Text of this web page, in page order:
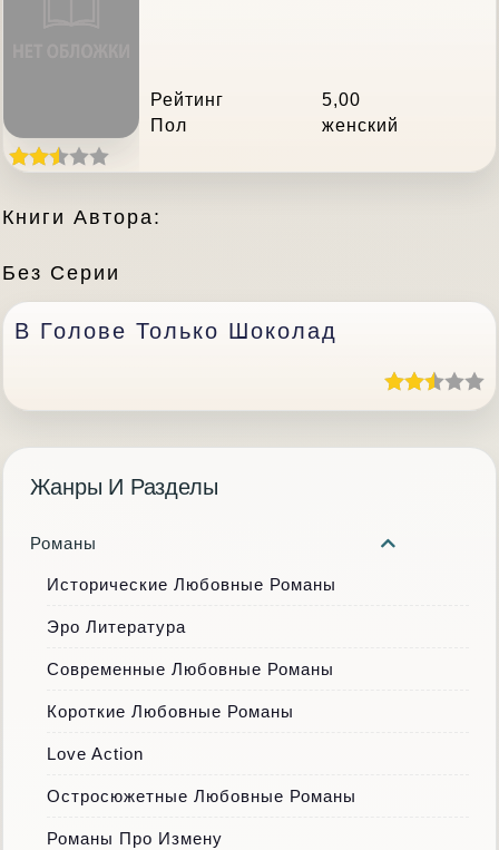
Рейтинг
5,00
Пол
женский
Книги Автора:
Без Серии
В Голове Только Шоколад
Жанры И Разделы
Романы
Исторические Любовные Романы
Эро Литература
Современные Любовные Романы
Короткие Любовные Романы
Love Action
Остросюжетные Любовные Романы
Романы Про Измену